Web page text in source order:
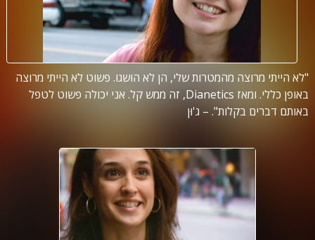
"לא הייתי מרוצה מהמטרות שלי, הן לא הושגו. פשוט לא הייתי מרוצה
באופן כללי. ומאז Dianetics, זה ממש קל. אני יכולה פשוט לטפל
באותם דברים בקלות". – ג'וּן